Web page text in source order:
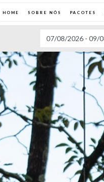
HOME SOBRE NÓS PACOTES